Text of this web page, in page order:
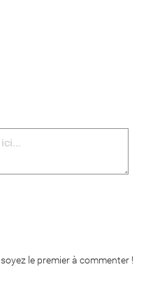
le premier à commenter !